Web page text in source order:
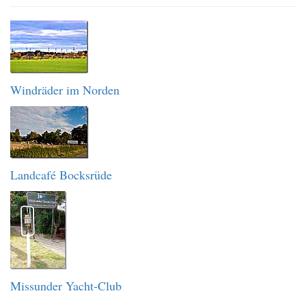
Windräder im Norden
Landcafé Bocksrüde
Missunder Yacht-Club